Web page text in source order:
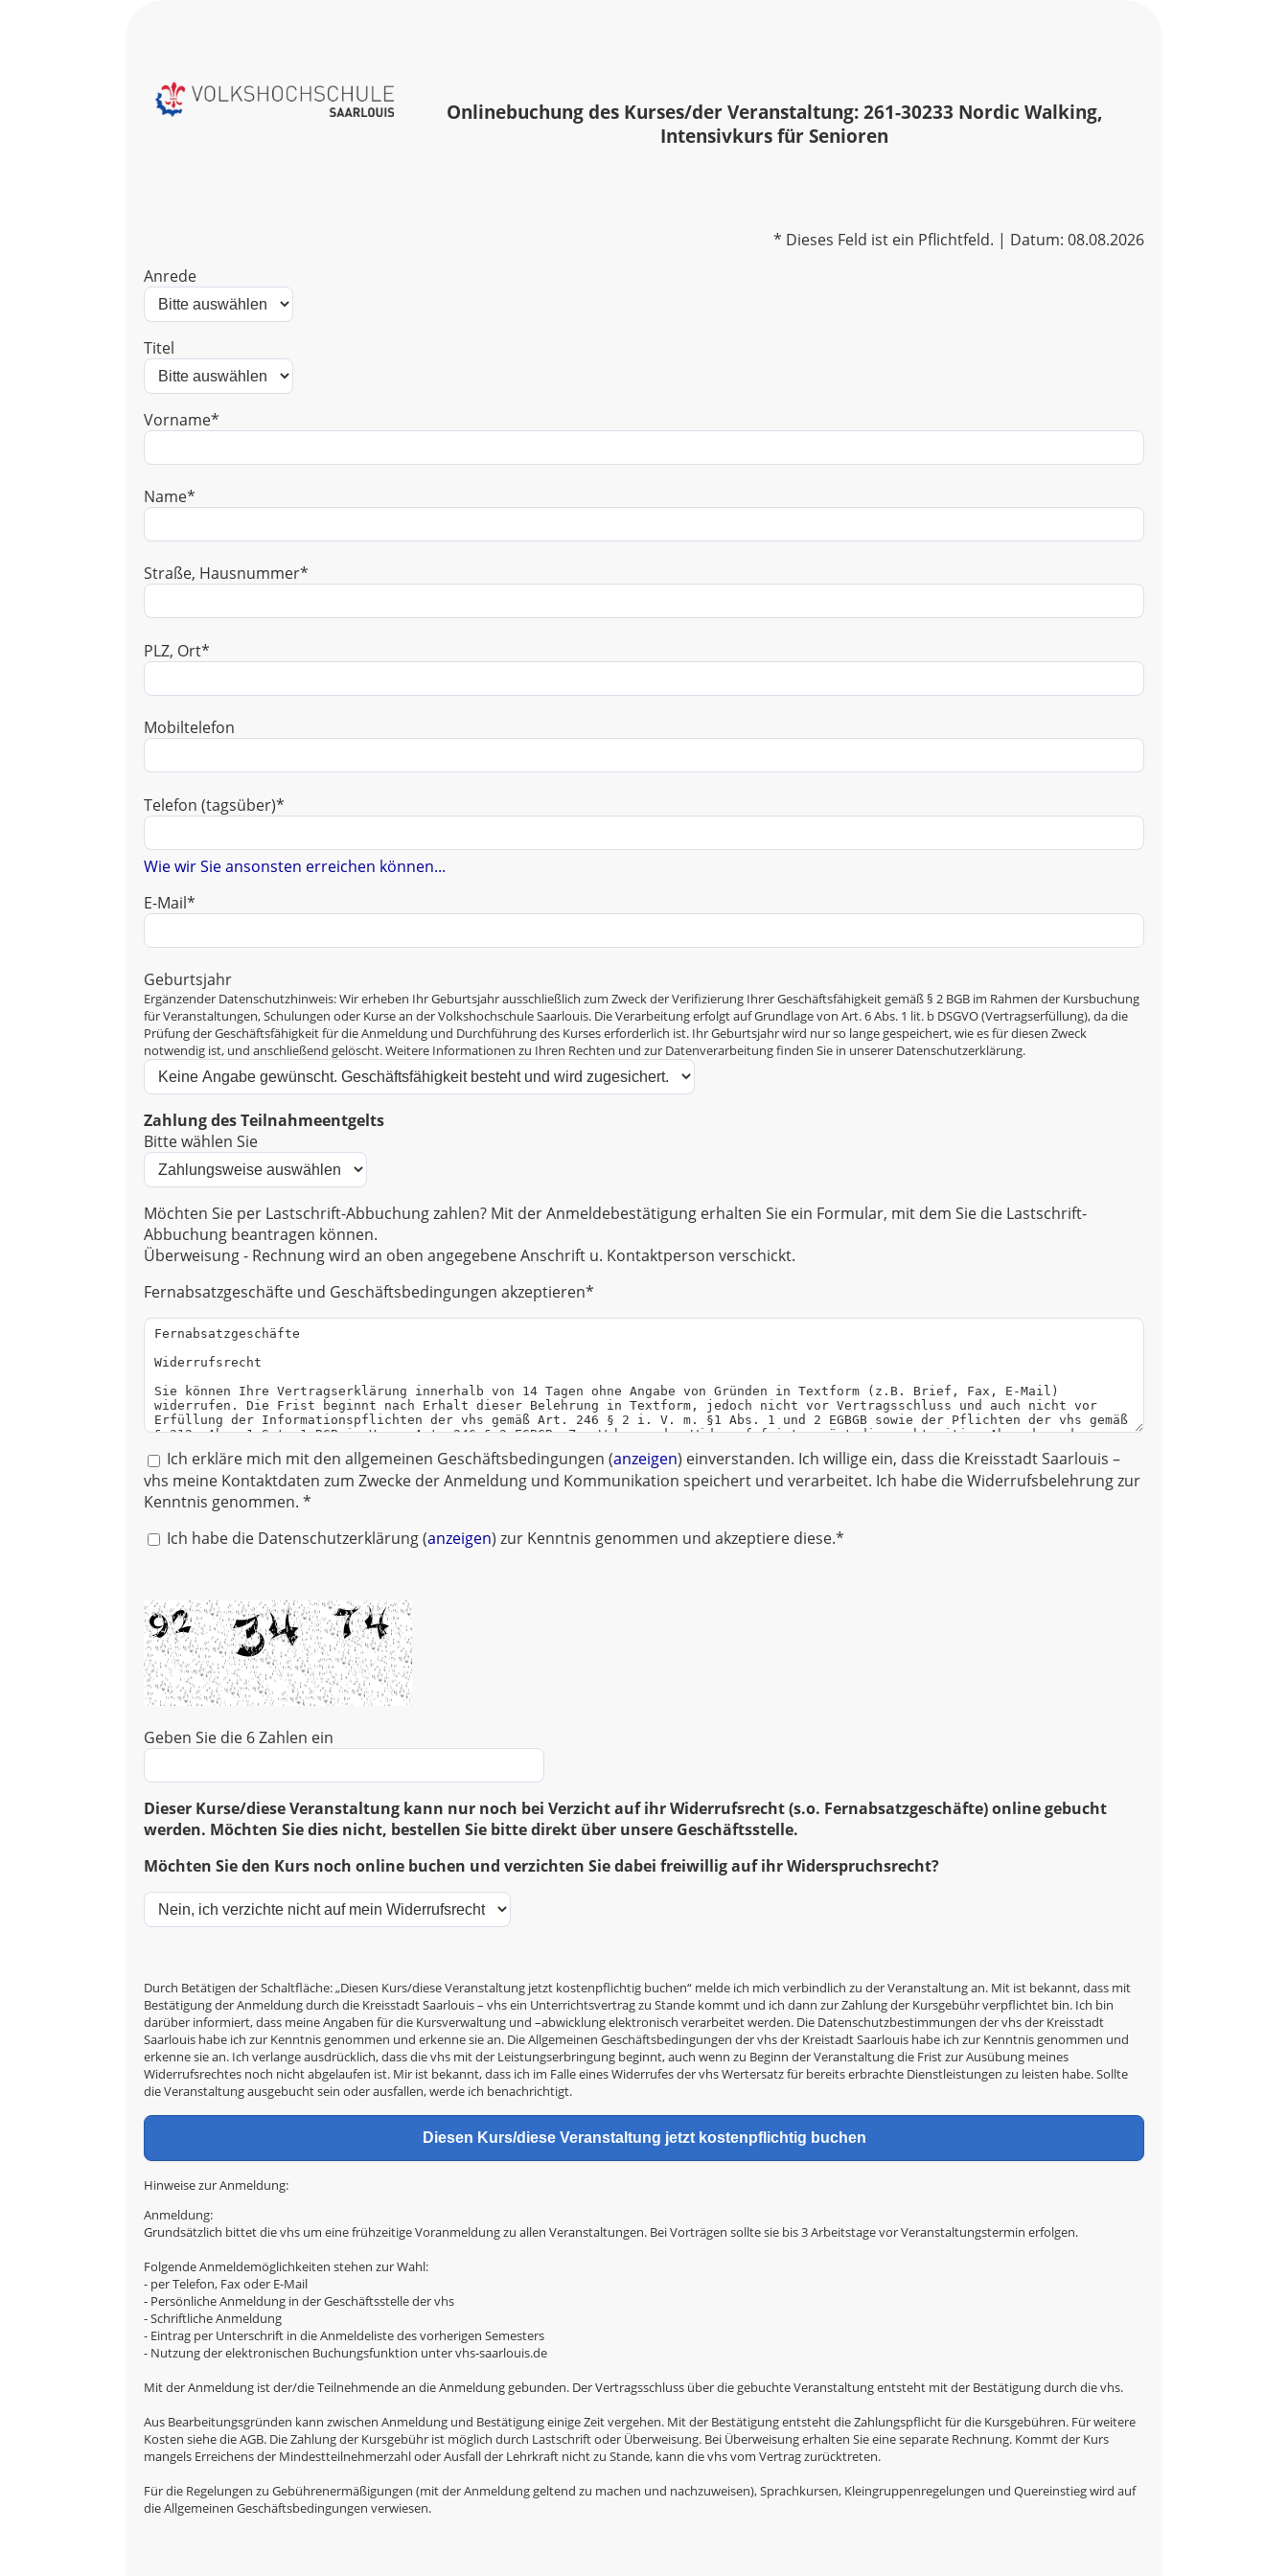
Onlinebuchung des Kurses/der Veranstaltung: 261-30233 Nordic Walking,
Intensivkurs für Senioren
* Dieses Feld ist ein Pflichtfeld. | Datum: 08.08.2026
Anrede
Titel
Vorname*
Name*
Straße, Hausnummer*
PLZ, Ort*
Mobiltelefon
Telefon (tagsüber)*
Wie wir Sie ansonsten erreichen können...
E-Mail*
Geburtsjahr
Ergänzender Datenschutzhinweis: Wir erheben Ihr Geburtsjahr ausschließlich zum Zweck der Verifizierung Ihrer Geschäftsfähigkeit gemäß § 2 BGB im Rahmen der Kursbuchung
für Veranstaltungen, Schulungen oder Kurse an der Volkshochschule Saarlouis. Die Verarbeitung erfolgt auf Grundlage von Art. 6 Abs. 1 lit. b DSGVO (Vertragserfüllung), da die
Prüfung der Geschäftsfähigkeit für die Anmeldung und Durchführung des Kurses erforderlich ist. Ihr Geburtsjahr wird nur so lange gespeichert, wie es für diesen Zweck
notwendig ist, und anschließend gelöscht. Weitere Informationen zu Ihren Rechten und zur Datenverarbeitung finden Sie in unserer Datenschutzerklärung.
Zahlung des Teilnahmeentgelts
Bitte wählen Sie
Möchten Sie per Lastschrift-Abbuchung zahlen? Mit der Anmeldebestätigung erhalten Sie ein Formular, mit dem Sie die Lastschrift-
Abbuchung beantragen können.
Überweisung - Rechnung wird an oben angegebene Anschrift u. Kontaktperson verschickt.
Fernabsatzgeschäfte und Geschäftsbedingungen akzeptieren*
Ich erkläre mich mit den allgemeinen Geschäftsbedingungen (anzeigen) einverstanden. Ich willige ein, dass die Kreisstadt Saarlouis –
vhs meine Kontaktdaten zum Zwecke der Anmeldung und Kommunikation speichert und verarbeitet. Ich habe die Widerrufsbelehrung zur
Kenntnis genommen. *
Ich habe die Datenschutzerklärung (anzeigen) zur Kenntnis genommen und akzeptiere diese.*
Geben Sie die 6 Zahlen ein
Dieser Kurse/diese Veranstaltung kann nur noch bei Verzicht auf ihr Widerrufsrecht (s.o. Fernabsatzgeschäfte) online gebucht
werden. Möchten Sie dies nicht, bestellen Sie bitte direkt über unsere Geschäftsstelle.
Möchten Sie den Kurs noch online buchen und verzichten Sie dabei freiwillig auf ihr Widerspruchsrecht?
Durch Betätigen der Schaltfläche: „Diesen Kurs/diese Veranstaltung jetzt kostenpflichtig buchen“ melde ich mich verbindlich zu der Veranstaltung an. Mit ist bekannt, dass mit
Bestätigung der Anmeldung durch die Kreisstadt Saarlouis – vhs ein Unterrichtsvertrag zu Stande kommt und ich dann zur Zahlung der Kursgebühr verpflichtet bin. Ich bin
darüber informiert, dass meine Angaben für die Kursverwaltung und –abwicklung elektronisch verarbeitet werden. Die Datenschutzbestimmungen der vhs der Kreisstadt
Saarlouis habe ich zur Kenntnis genommen und erkenne sie an. Die Allgemeinen Geschäftsbedingungen der vhs der Kreistadt Saarlouis habe ich zur Kenntnis genommen und
erkenne sie an. Ich verlange ausdrücklich, dass die vhs mit der Leistungserbringung beginnt, auch wenn zu Beginn der Veranstaltung die Frist zur Ausübung meines
Widerrufsrechtes noch nicht abgelaufen ist. Mir ist bekannt, dass ich im Falle eines Widerrufes der vhs Wertersatz für bereits erbrachte Dienstleistungen zu leisten habe. Sollte
die Veranstaltung ausgebucht sein oder ausfallen, werde ich benachrichtigt.
Hinweise zur Anmeldung:
Anmeldung:
Grundsätzlich bittet die vhs um eine frühzeitige Voranmeldung zu allen Veranstaltungen. Bei Vorträgen sollte sie bis 3 Arbeitstage vor Veranstaltungstermin erfolgen.
Folgende Anmeldemöglichkeiten stehen zur Wahl:
- per Telefon, Fax oder E-Mail
- Persönliche Anmeldung in der Geschäftsstelle der vhs
- Schriftliche Anmeldung
- Eintrag per Unterschrift in die Anmeldeliste des vorherigen Semesters
- Nutzung der elektronischen Buchungsfunktion unter vhs-saarlouis.de
Mit der Anmeldung ist der/die Teilnehmende an die Anmeldung gebunden. Der Vertragsschluss über die gebuchte Veranstaltung entsteht mit der Bestätigung durch die vhs.
Aus Bearbeitungsgründen kann zwischen Anmeldung und Bestätigung einige Zeit vergehen. Mit der Bestätigung entsteht die Zahlungspflicht für die Kursgebühren. Für weitere
Kosten siehe die AGB. Die Zahlung der Kursgebühr ist möglich durch Lastschrift oder Überweisung. Bei Überweisung erhalten Sie eine separate Rechnung. Kommt der Kurs
mangels Erreichens der Mindestteilnehmerzahl oder Ausfall der Lehrkraft nicht zu Stande, kann die vhs vom Vertrag zurücktreten.
Für die Regelungen zu Gebührenermäßigungen (mit der Anmeldung geltend zu machen und nachzuweisen), Sprachkursen, Kleingruppenregelungen und Quereinstieg wird auf
die Allgemeinen Geschäftsbedingungen verwiesen.